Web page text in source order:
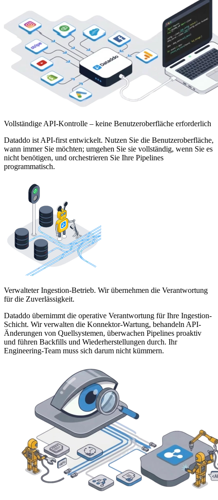
Vollständige API-Kontrolle – keine Benutzeroberfläche erforderlich
Dataddo ist API-first entwickelt. Nutzen Sie die Benutzeroberfläche,
wann immer Sie möchten; umgehen Sie sie vollständig, wenn Sie es
nicht benötigen, und orchestrieren Sie Ihre Pipelines
programmatisch.
Verwalteter Ingestion-Betrieb. Wir übernehmen die Verantwortung
für die Zuverlässigkeit.
Dataddo übernimmt die operative Verantwortung für Ihre Ingestion-
Schicht. Wir verwalten die Konnektor-Wartung, behandeln API-
Änderungen von Quellsystemen, überwachen Pipelines proaktiv
und führen Backfills und Wiederherstellungen durch. Ihr
Engineering-Team muss sich darum nicht kümmern.